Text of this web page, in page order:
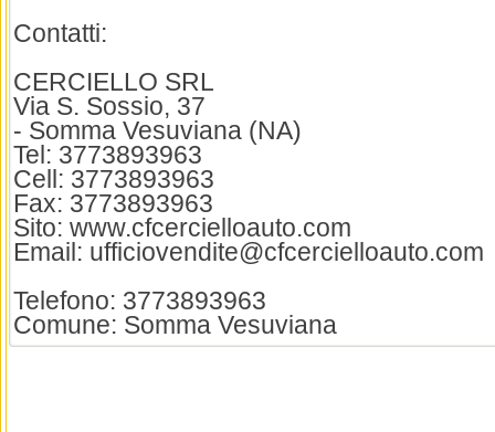
Contatti:
CERCIELLO SRL
Via S. Sossio, 37
- Somma Vesuviana (NA)
Tel: 3773893963
Cell: 3773893963
Fax: 3773893963
Sito: www.cfcercielloauto.com
Email: ufficiovendite@cfcercielloauto.com
Telefono: 3773893963
Comune: Somma Vesuviana